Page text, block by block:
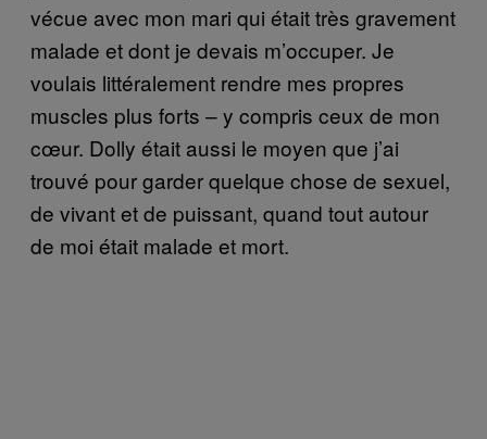
vécue avec mon mari qui était très gravement
malade et dont je devais m’occuper. Je
voulais littéralement rendre mes propres
muscles plus forts – y compris ceux de mon
cœur. Dolly était aussi le moyen que j’ai
trouvé pour garder quelque chose de sexuel,
de vivant et de puissant, quand tout autour
de moi était malade et mort.